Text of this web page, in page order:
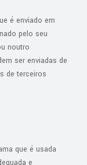
é enviado em
pelo seu
noutro
ser enviadas de
de terceiros
que é usada
e